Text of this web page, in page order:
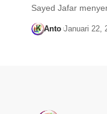
Sayed Jafar
Anto Januari 22,